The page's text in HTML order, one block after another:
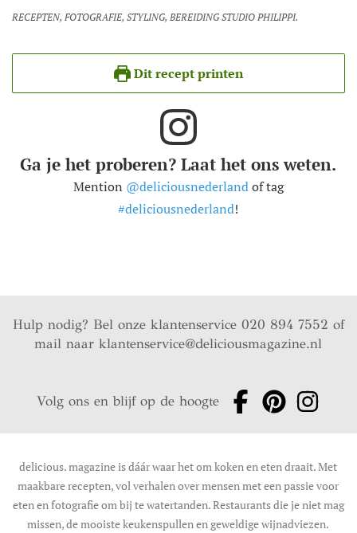
RECEPTEN, FOTOGRAFIE, STYLING, BEREIDING STUDIO PHILIPPI.
Dit recept printen
Ga je het proberen? Laat het ons weten.
Mention @deliciousnederlandof tag
#deliciousnederland!
Hulp nodig? Bel onze klantenservice 020 894 7552 of
mail naarklantenservice@deliciousmagazine.nl
Volg ons en blijf op de hoogte
delicious. magazine is dáár waar het om koken en eten draait. Met
maakbare recepten, vol verhalen over mensen met een passie voor
eten en fotografie om bij te watertanden. Restaurants die je niet mag
missen, de mooiste keukenspullen en geweldige wijnadviezen.